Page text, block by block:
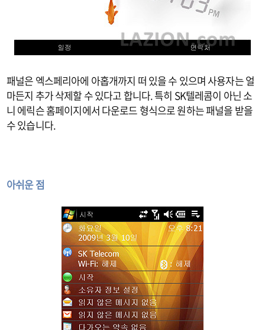
패널은 엑스페리아에 아홉개까지 떠 있을 수 있으며 사용자는 얼
마든지 추가 삭제할 수 있다고 합니다. 특히 SK텔레콤이 아닌 소
니 에릭슨 홈페이지에서 다운로드 형식으로 원하는 패널을 받을
수 있습니다.
아쉬운 점